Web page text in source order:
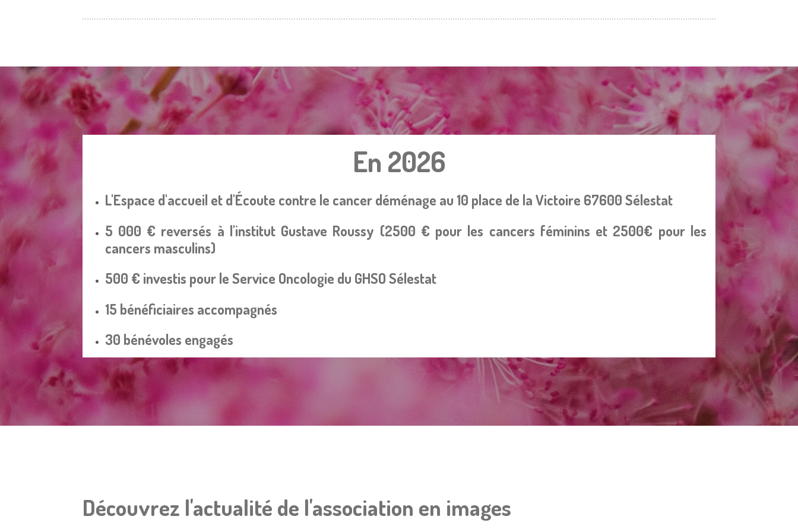
En 2026
L'Espace d'accueil et d'Écoute contre le cancer déménage au 10 place de la Victoire 67600 Sélestat
5 000 € reversés à l'institut Gustave Roussy (2500 € pour les cancers féminins et 2500€ pour les
cancers masculins)
500 € investis pour le Service Oncologie du GHSO Sélestat
15 bénéficiaires accompagnés
30 bénévoles engagés
Découvrez l'actualité de l'association en images